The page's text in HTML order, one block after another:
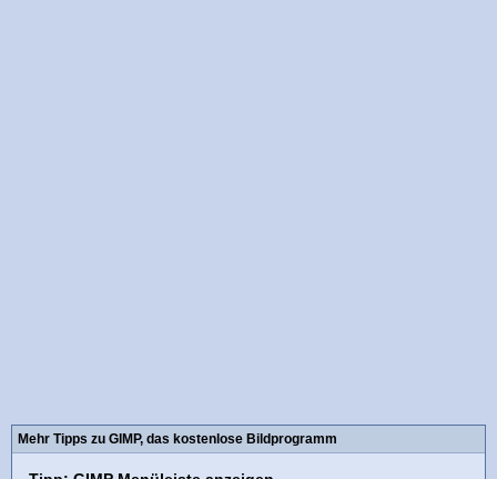
Mehr Tipps zu GIMP, das kostenlose Bildprogramm